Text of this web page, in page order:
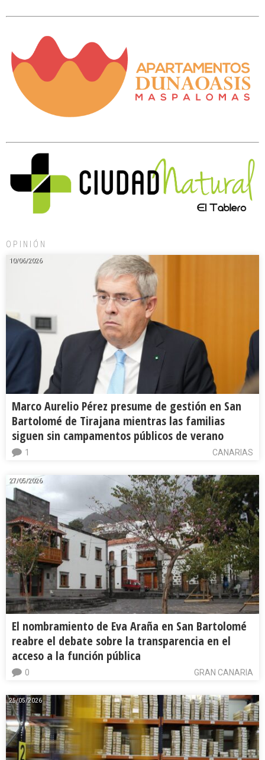
OPINIÓN
10/06/2026
Marco Aurelio Pérez presume de gestión en San
Bartolomé de Tirajana mientras las familias
siguen sin campamentos públicos de verano
CANARIAS
1
27/05/2026
El nombramiento de Eva Araña en San Bartolomé
reabre el debate sobre la transparencia en el
acceso a la función pública
GRAN CANARIA
0
25/05/2026